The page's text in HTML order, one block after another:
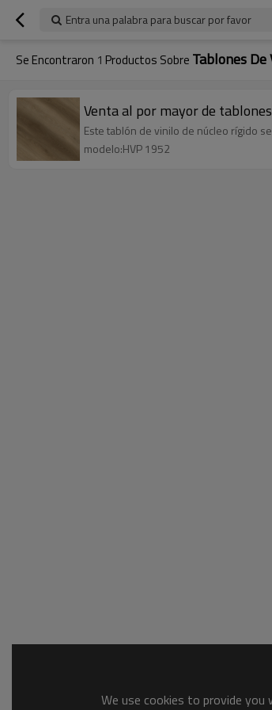
Entra una palabra para buscar por favor
Se Encontraron 1 Productos Sobre Tablones De
Venta al por mayor de
Este tablón de vinilo de núcleo rígido
modelo:HVP 1952
We use cookies to provide